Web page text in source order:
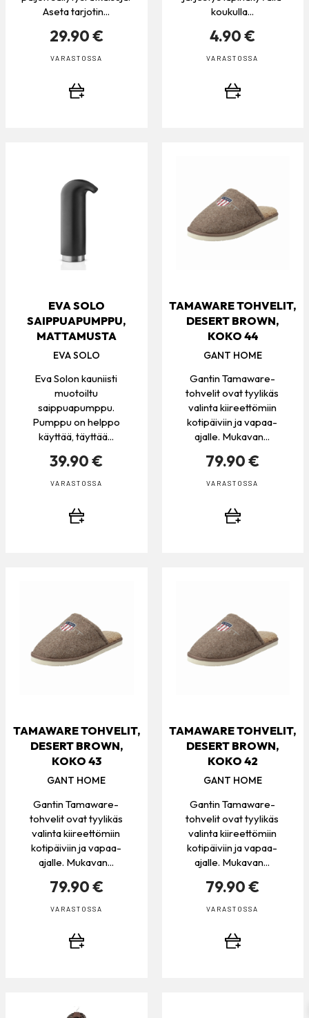
Aseta tarjotin...
29.90 €
VARASTOSSA
koukulla...
4.90 €
VARASTOSSA
EVA SOLO
SAIPPUAPUMPPU,
MATTAMUSTA
EVA SOLO
Eva Solon kauniisti
muotoiltu
saippuapumppu.
Pumppu on helppo
käyttää, täyttää...
39.90 €
VARASTOSSA
TAMAWARE TOHVELIT,
DESERT BROWN,
KOKO 44
GANT HOME
Gantin Tamaware-
tohvelit ovat tyylikäs
valinta kiireettömiin
kotipäiviin ja vapaa-
ajalle. Mukavan...
79.90 €
VARASTOSSA
TAMAWARE TOHVELIT,
DESERT BROWN,
KOKO 43
GANT HOME
Gantin Tamaware-
tohvelit ovat tyylikäs
valinta kiireettömiin
kotipäiviin ja vapaa-
ajalle. Mukavan...
79.90 €
VARASTOSSA
TAMAWARE TOHVELIT,
DESERT BROWN,
KOKO 42
GANT HOME
Gantin Tamaware-
tohvelit ovat tyylikäs
valinta kiireettömiin
kotipäiviin ja vapaa-
ajalle. Mukavan...
79.90 €
VARASTOSSA